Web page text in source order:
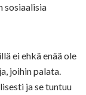
sosiaalisia
ei ehkä enää ole
joihin palata.
ja se tuntuu